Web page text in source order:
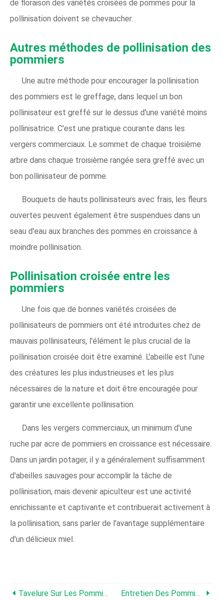
de floraison des variétés croisées de pommes pour la
pollinisation doivent se chevaucher.
Autres méthodes de pollinisation des
pommiers
Une autre méthode pour encourager la pollinisation
des pommiers est le greffage, dans lequel un bon
pollinisateur est greffé sur le dessus d'une variété moins
pollinisatrice. C'est une pratique courante dans les
vergers commerciaux. Le sommet de chaque troisième
arbre dans chaque troisième rangée sera greffé avec un
bon pollinisateur de pomme.
Bouquets de hauts pollinisateurs avec frais, les fleurs
ouvertes peuvent également être suspendues dans un
seau d'eau aux branches des pommes en croissance à
moindre pollinisation.
Pollinisation croisée entre les
pommiers
Une fois que de bonnes variétés croisées de
pollinisateurs de pommiers ont été introduites chez de
mauvais pollinisateurs, l'élément le plus crucial de la
pollinisation croisée doit être examiné. L'abeille est l'une
des créatures les plus industrieuses et les plus
nécessaires de la nature et doit être encouragée pour
garantir une excellente pollinisation.
Dans les vergers commerciaux, un minimum d'une
ruche par acre de pommiers en croissance est nécessaire.
Dans un jardin potager, il y a généralement suffisamment
d'abeilles sauvages pour accomplir la tâche de
pollinisation, mais devenir apiculteur est une activité
enrichissante et captivante et contribuerait activement à
la pollinisation; sans parler de l'avantage supplémentaire
d'un délicieux miel.
Tavelure Sur Les Pommiers:identification Et Traitement Du Champignon De La Tavelure Du Pommier Entretien Des Pommiers :quand Et Comment Tailler Un Pommier